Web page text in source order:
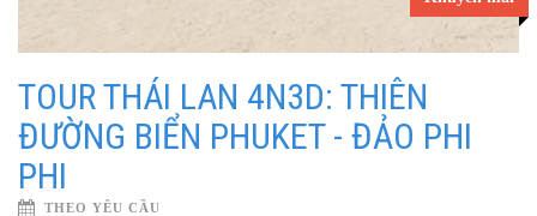
TOUR THÁI LAN 4N3D: THIÊN
ĐƯỜNG BIỂN PHUKET - ĐẢO PHI
PHI
THEO YÊU CẦU